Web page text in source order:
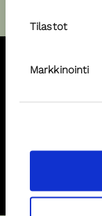
Tilastot
Markkinointi